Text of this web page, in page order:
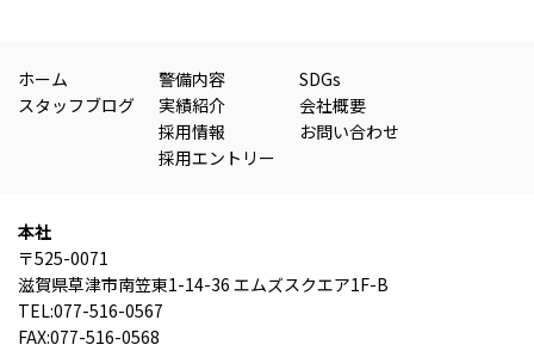
ホーム
スタッフブログ
警備内容
実績紹介
採用情報
採用エントリー
SDGs
会社概要
お問い合わせ
本社
〒525-0071
滋賀県草津市南笠東1-14-36 エムズスクエア1F-B
TEL:077-516-0567
FAX:077-516-0568